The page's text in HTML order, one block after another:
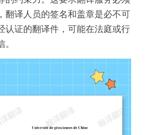
翻译人员的签名和盖章是必不可
认证的翻译件，可能在法庭或行